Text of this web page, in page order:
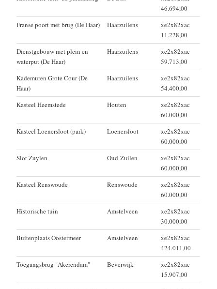
46.694,00
Franse poort met brug (De Haar)
Haarzuilens
xe2x82xac
11.228,00
Dienstgebouw met plein en
waterput (De Haar)
Haarzuilens
xe2x82xac
59.713,00
Kademuren Grote Cour (De
Haar)
Haarzuilens
xe2x82xac
54.400,00
Kasteel Heemstede
Houten
xe2x82xac
60.000,00
Kasteel Loenersloot (park)
Loenersloot
xe2x82xac
60.000,00
Slot Zuylen
Oud-Zuilen
xe2x82xac
60.000,00
Kasteel Renswoude
Renswoude
xe2x82xac
60.000,00
Historische tuin
Amstelveen
xe2x82xac
30.000,00
Buitenplaats Oostermeer
Amstelveen
xe2x82xac
424.011,00
Toegangsbrug "Akerendam"
Beverwijk
xe2x82xac
15.907,00